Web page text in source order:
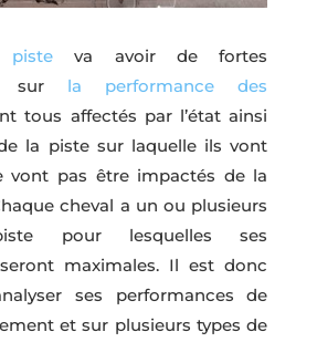
pisteva avoir de fortes
sur la performance des
tous affectés par l’état ainsi
la piste sur laquelle ils vont
vont pas être impactés de la
cheval a un ou plusieurs
pour lesquelles ses
maximales. Il est donc
ses performances de
et sur plusieurs types de